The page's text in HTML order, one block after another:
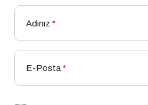
Adınız *
E-Posta*